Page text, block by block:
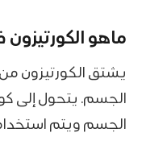
ماهو
يشتق الكورتيزون
الجسم. يتحول إلى
الجسم ويتم